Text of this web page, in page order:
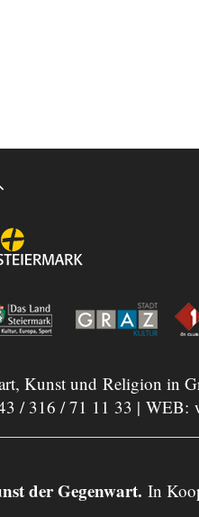
Kunst und Religion in
/ 316 / 71 11 33 | WEB:
der Gegenwart. In